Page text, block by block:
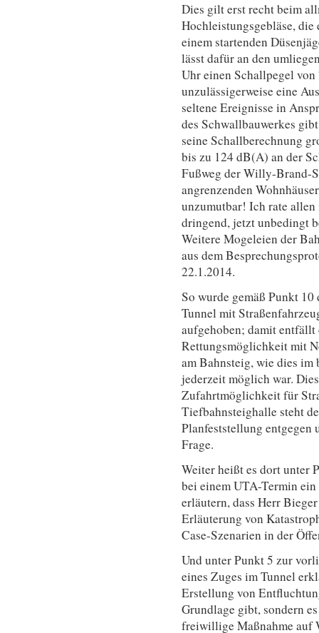
Dies gilt erst recht beim
Hochleistungsgebläse,
einem startenden
lässt dafür an den
Uhr einen Schallpegel
unzulässigerweise eine
seltene Ereignisse in
des Schwallbauwerkes
seine Schallberechnung
bis zu 124 dB(A) an der
Fußweg der Willy-Brand-
angrenzenden
unzumutbar! Ich rate
dringend, jetzt unbedingt
Weitere Mogeleien der
aus dem
22.1.2014.
So wurde gemäß Punkt
Tunnel mit
aufgehoben; damit entfällt
Rettungsmöglichkeit mit
am Bahnsteig, wie dies
jederzeit möglich war.
Zufahrtmöglichkeit für
Tiefbahnsteighalle steht
Planfeststellung entgegen
Frage.
Weiter heißt es dort unter
bei einem UTA-Termin
erläutern, dass Herr
Erläuterung von
Case-Szenarien in der
Und unter Punkt 5 zur
eines Zuges im Tunnel
Erstellung von
Grundlage gibt, sondern
freiwillige Maßnahme auf